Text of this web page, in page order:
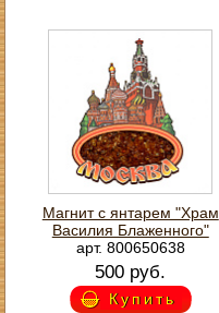
Магнит с янтарем "Храм
Василия Блаженного"
арт. 800650638
500 руб.
Купить